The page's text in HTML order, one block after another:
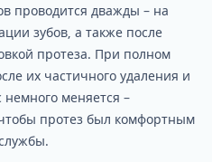
проводится дважды – на
зубов, а также после
протеза. При полном
их частичного удаления и
меняется –
протез был комфортным